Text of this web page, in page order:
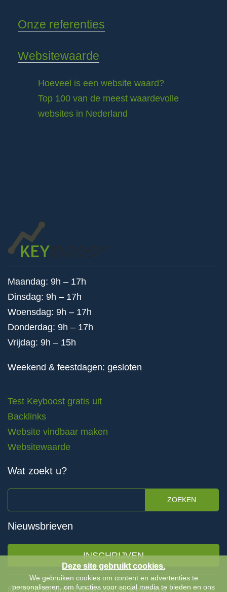
Onze referenties
Websitewaarde
Hoeveel is een website waard?
Top 100 van de meest waardevolle
websites in Nederland
Maandag: 9h – 17h
Dinsdag: 9h – 17h
Woensdag: 9h – 17h
Donderdag: 9h – 17h
Vrijdag: 9h – 15h
Weekend & feestdagen: gesloten
Test Keyboost gratis uit
Backlinks
Website vindbaar maken
Websitewaarde
Wat zoekt u?
ZOEKEN
Nieuwsbrieven
INSCHRIJVEN
Deze site gebruikt cookies.
We gebruiken cookies om content en advertenties te
personaliseren, om functies voor social media te bieden en ons